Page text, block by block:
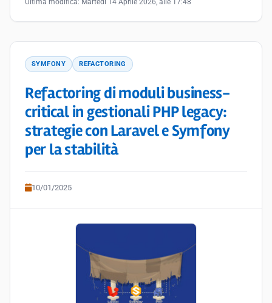
Ultima modifica: Martedì 14 Aprile 2026, alle 17:48
SYMFONY REFACTORING
Refactoring di moduli business-
critical in gestionali PHP legacy:
strategie con Laravel e Symfony
per la stabilità
10/01/2025